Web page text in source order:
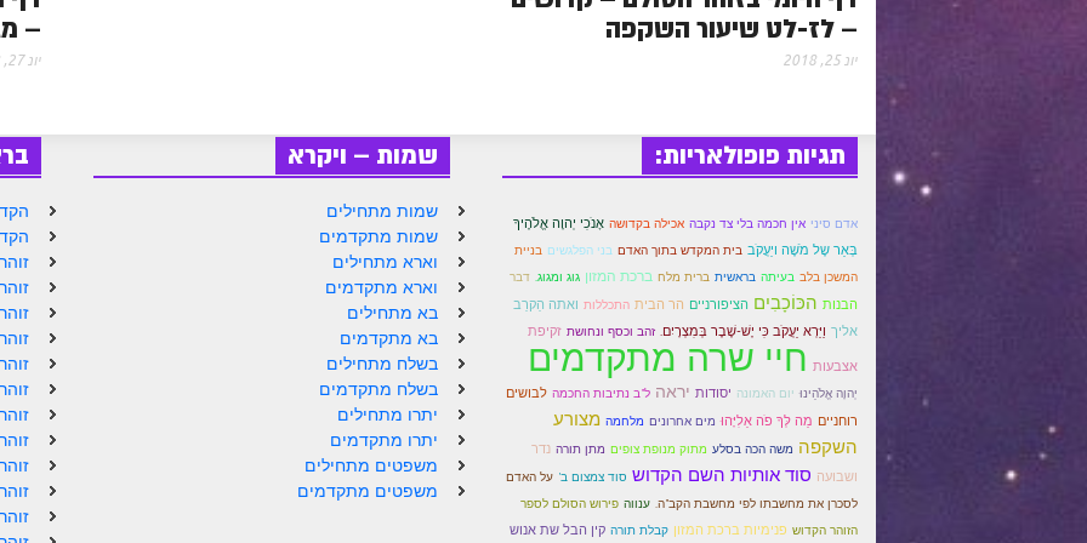
–
יונ 27, 2018
– לז-לט שיעור השקפה
יונ 25, 2018
שמות – ויקרא
שמות מתחילים
שמות מתקדמים
וארא מתחילים
וארא מתקדמים
בא מתחילים
בא מתקדמים
בשלח מתחילים
בשלח מתקדמים
יתרו מתחילים
יתרו מתקדמים
משפטים מתחילים
משפטים מתקדמים
תגיות פופולאריות:
אדם סיני אין חכמה בלי צד נקבה אכילה בקדושה אָנֹכִי יְהוָה אֱלֹהֶיךָ
בְּאֵר שֶל מֹשֶׁה ויַעֲקֹב בית המקדש בתוך האדם בני הפלגשים בניית
המשכן בלב בעיתה בראשית ברית מלח ברכת המזון גוג ומגוג. דבר
הבנות הכּוֹכָבִים הציפורניים הר הבית התכללות ואתה הַקרֵב
אליך וַיַּרְא יַעֲקֹב כִּי יֶשׁ-שֶׁבֶר בְּמִצְרָיִם. זהב וכסף ונחושת זקיפת
אצבעות חיי שרה מתקדמים
יְהוָה אֱלֹהֵינוּ יום האמונה יסודות יראה ל"ב נתיבות החכמה לבושים
רוחניים מַה לְּךָ פֹה אֵלִיָּהוּ מים אחרונים מלחמה מצורע
השקפה משה הכה בסלע מתוק מנופת צופים מתן תורה נדר
ושבועה סוד אותיות השם הקדוש סוד צמצום ב' על האדם
לסכרן את מחשבתו לפי מחשבת הקב"ה. ענווה פירוש הסולם לספר
הזוהר הקדוש פנימיות ברכת המזון קבלת תורה קין הבל שת אנוש